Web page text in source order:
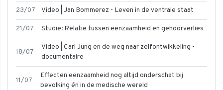
23/07 Video | Jan Bommerez - Leven in de ventrale staat
21/07 Studie: Relatie tussen eenzaamheid en gehoorverlies
18/07
Video | Carl Jung en de weg naar zelfontwikkeling -
documentaire
11/07
Effecten eenzaamheid nog altijd onderschat bij
bevolking én in de medische wereld